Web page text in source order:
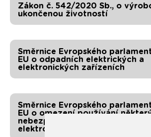
Zákon č. 542/2020 Sb., o
ukončenou životností
Směrnice Evropského
EU o odpadních elektrických a
elektronických zařízeních
Směrnice Evropského
EU o omezení používání
nebezpečných látek v
elektronických zařízeních